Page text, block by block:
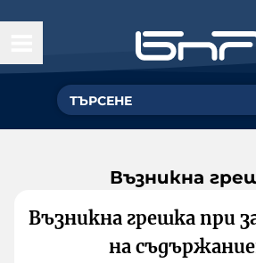
Възникна
Възникна грешка при
на